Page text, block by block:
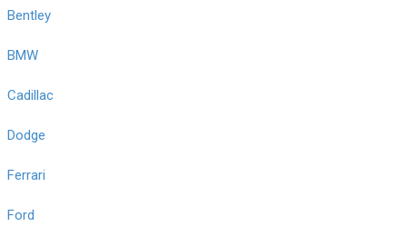
Bentley
BMW
Cadillac
Dodge
Ferrari
Ford